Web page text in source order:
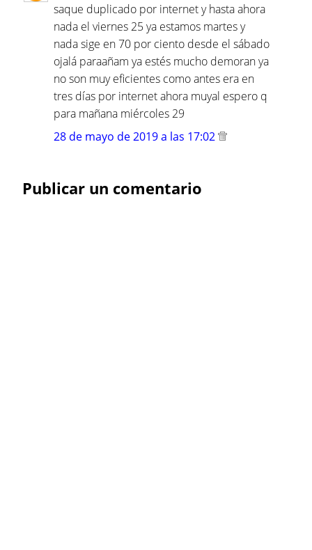
saque duplicado por internet y hasta ahora
nada el viernes 25 ya estamos martes y
nada sige en 70 por ciento desde el sábado
ojalá paraañam ya estés mucho demoran ya
no son muy eficientes como antes era en
tres días por internet ahora muyal espero q
para mañana miércoles 29
28 de mayo de 2019 a las 17:02
Publicar un comentario